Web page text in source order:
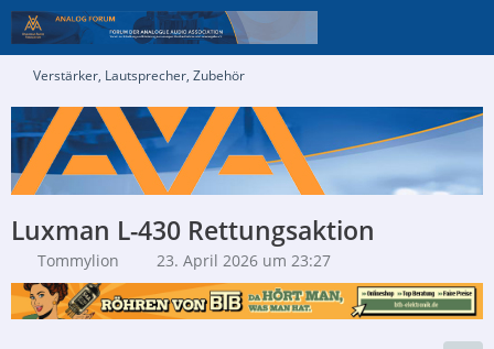
Verstärker, Lautsprecher, Zubehör
Luxman L-430 Rettungsaktion
Tommylion 23. April 2026 um 23:27